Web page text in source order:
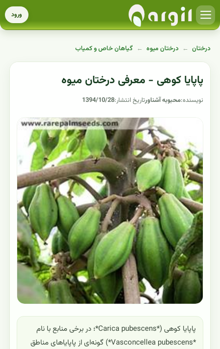
ورود
درختان ← درختان میوه ← گیاهان خاص و کمیاب
پاپایا کوهی - معرفی درختان میوه
نویسنده:محبوبه آشناورتاریخ انتشار:1394/10/28
پاپایا کوهی (*Carica pubescens*؛ در برخی منابع با نام
*Vasconcellea pubescens*) گونه‌ای از پاپایاهای مناطق